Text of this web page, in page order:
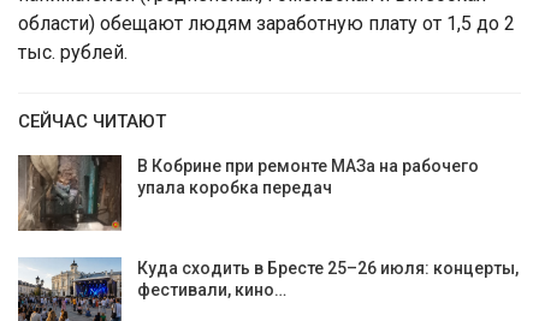
области) обещают людям заработную плату от 1,5 до 2
тыс. рублей.
СЕЙЧАС ЧИТАЮТ
В Кобрине при ремонте МАЗа на рабочего
упала коробка передач
Куда сходить в Бресте 25–26 июля: концерты,
фестивали, кино…